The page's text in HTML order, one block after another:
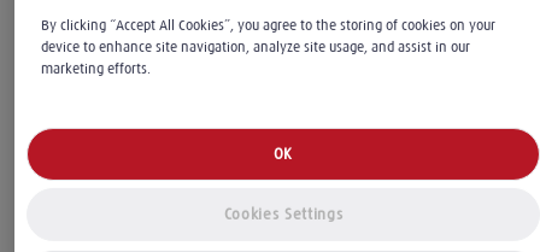
By clicking “Accept All Cookies”, you agree to the storing of cookies on your
device to enhance site navigation, analyze site usage, and assist in our
marketing efforts.
OK
Cookies Settings